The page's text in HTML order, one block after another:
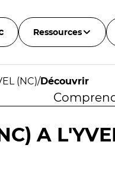
Ressources
(NC)/Découvrir
A